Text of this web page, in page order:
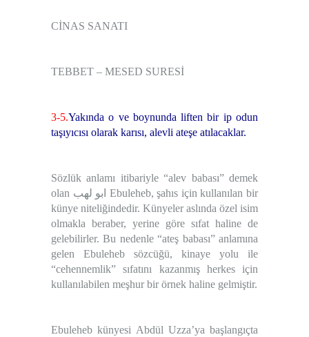
CİNAS SANATI
TEBBET – MESED SURESİ
3-5.Yakında o ve boynunda liften bir ip odun
taşıyıcısı olarak karısı, alevli ateşe atılacaklar.
Sözlük anlamı itibariyle “alev babası” demek
olan ابو لهب Ebuleheb, şahıs için kullanılan bir
künye niteliğindedir. Künyeler aslında özel isim
olmakla beraber, yerine göre sıfat haline de
gelebilirler. Bu nedenle “ateş babası” anlamına
gelen Ebuleheb sözcüğü, kinaye yolu ile
“cehennemlik” sıfatını kazanmış herkes için
kullanılabilen meşhur bir örnek haline gelmiştir.
Ebuleheb künyesi Abdül Uzza’ya başlangıçta